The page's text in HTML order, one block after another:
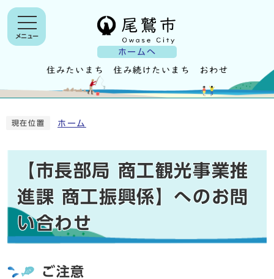
ホームへ
メニュー
現在位置 ホーム
【市長部局 商工観光事業推
進課 商工振興係】へのお問
い合わせ
ご注意